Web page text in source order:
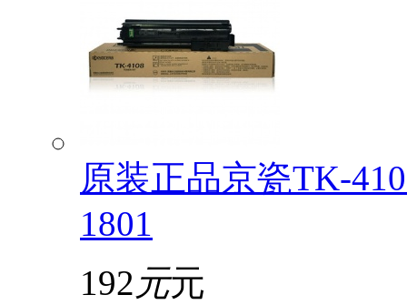
原装正品京瓷TK-
1801
192 元元